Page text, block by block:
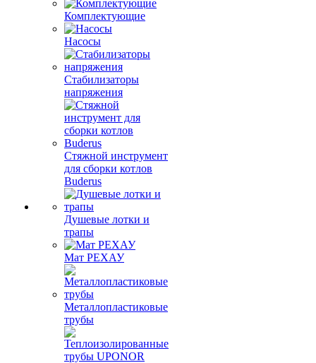
Комплектующие
Насосы
Стабилизаторы
напряжения
Стяжной инструмент
для сборки котлов
Buderus
Душевые лотки и
трапы
Мат РЕХАУ
Металлопластиковые
трубы